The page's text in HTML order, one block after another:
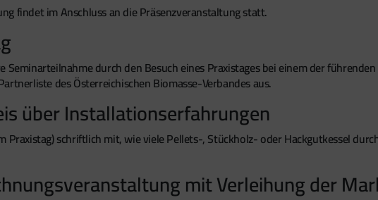
findet im Anschluss an die Präsenzveranstaltung statt.
Seminarteilnahme durch den Besuch eines Praxistages bei einem der
des Österreichischen Biomasse-Verbandes aus.
über Installationserfahrungen
Praxistag) schriftlich mit, wie viele Pellets-, Stückholz- oder ­Hackgutkessel
mit Verleihung der